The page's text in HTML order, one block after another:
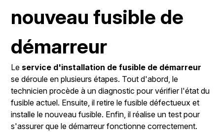
nouveau fusible de
démarreur
Le service d'installation de fusible de démarreur
se déroule en plusieurs étapes. Tout d'abord, le
technicien procède à un diagnostic pour vérifier l'état du
fusible actuel. Ensuite, il retire le fusible défectueux et
installe le nouveau fusible. Enfin, il réalise un test pour
s'assurer que le démarreur fonctionne correctement.